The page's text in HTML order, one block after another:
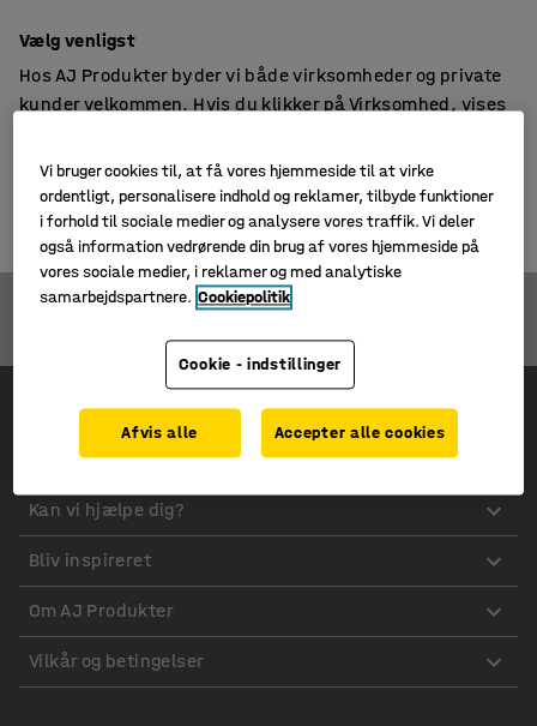
Ugyldig kode
KONTAKT KUNDESERVICE
Kan vi hjælpe dig?
Bliv inspireret
Om AJ Produkter
Vilkår og betingelser
Vælg venligst
Hos AJ Produkter byder vi både virksomheder og private
kunder velkommen. Hvis du klikker på Virksomhed, vises
inklusive moms.
VIRKSOMHED PRIVATKUNDE
Vi bruger cookies til, at få vores hjemmeside til at virke
ordentligt, personalisere indhold og reklamer, tilbyde funktioner
i forhold til sociale medier og analysere vores traffik. Vi deler
også information vedrørende din brug af vores hjemmeside på
vores sociale medier, i reklamer og med analytiske
samarbejdspartnere. Cookiepolitik
Cookie - indstillinger
Afvis alle Accepter alle cookies